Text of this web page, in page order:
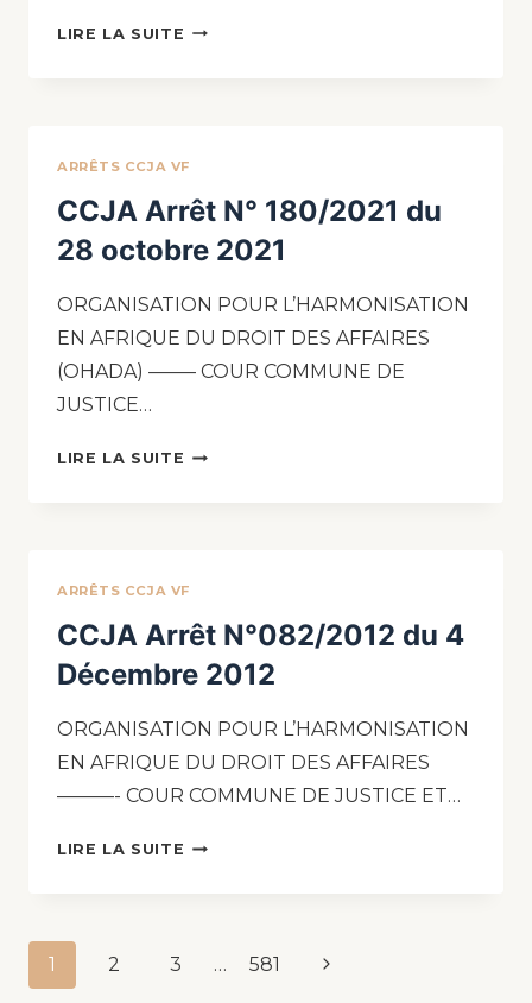
LIRE LA SUITE
ARRÊTS CCJA VF
CCJA Arrêt N° 180/2021 du
28 octobre 2021
ORGANISATION POUR L’HARMONISATION
EN AFRIQUE DU DROIT DES AFFAIRES
(OHADA) ——– COUR COMMUNE DE
JUSTICE…
LIRE LA SUITE
ARRÊTS CCJA VF
CCJA Arrêt N°082/2012 du 4
Décembre 2012
ORGANISATION POUR L’HARMONISATION
EN AFRIQUE DU DROIT DES AFFAIRES
———- COUR COMMUNE DE JUSTICE ET…
LIRE LA SUITE
1 2 3 … 581